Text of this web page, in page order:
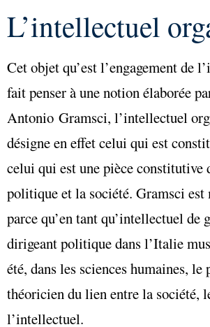
L’intellectuel
Cet objet qu’est l’engagement de
fait penser à une notion élaborée
Antonio Gramsci, l’intellectuel
désigne en effet celui qui est
celui qui est une pièce constitutive
politique et la société. Gramsci est
parce qu’en tant qu’intellectuel de
dirigeant politique dans l’Italie
été, dans les sciences humaines,
théoricien du lien entre la société,
l’intellectuel.